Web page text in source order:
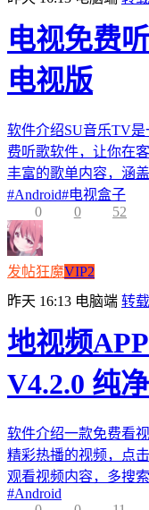
电视免费
电视版
软件介绍SU音乐TV
费听歌软件，让你在
丰富的歌单内容，涵
#Android#电视盒子
0
0 52
发帖狂魔VIP2
昨天 16:13 电脑端 转
地视频
V4.2.0 纯
软件介绍一款免费看
精彩热播的视频，点
观看视频内容，多搜
#Android